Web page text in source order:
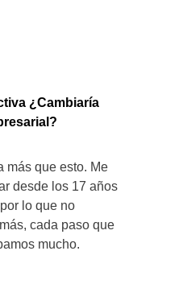
¿Cambiaría
más que esto. Me
desde los 17 años
lo que no
cada paso que
mucho.